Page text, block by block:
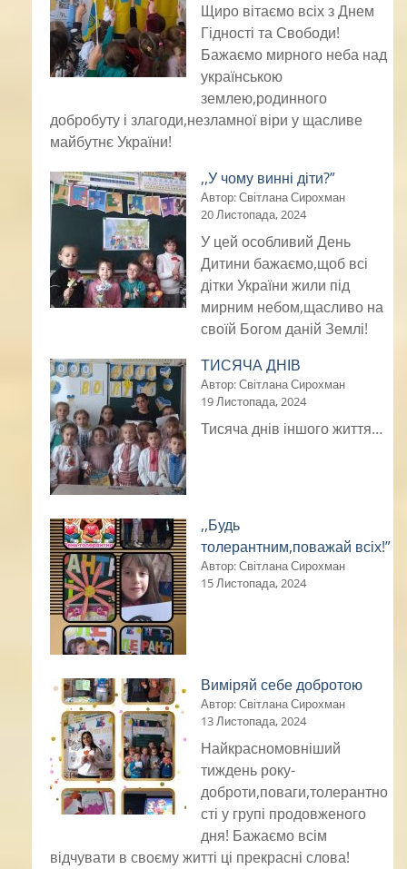
Щиро вітаємо всіх з Днем
Гідності та Свободи!
Бажаємо мирного неба над
українською
землею,родинного
добробуту і злагоди,незламної віри у щасливе
майбутнє України!
,,У чому винні діти?”
Автор: Світлана Сирохман
20 Листопада, 2024
У цей особливий День
Дитини бажаємо,щоб всі
дітки України жили під
мирним небом,щасливо на
своїй Богом даній Землі!
ТИСЯЧА ДНІВ
Автор: Світлана Сирохман
19 Листопада, 2024
Тисяча днів іншого життя…
,,Будь
толерантним,поважай всіх!”
Автор: Світлана Сирохман
15 Листопада, 2024
Виміряй себе добротою
Автор: Світлана Сирохман
13 Листопада, 2024
Найкрасномовніший
тиждень року-
доброти,поваги,толерантно
сті у групі продовженого
дня! Бажаємо всім
відчувати в своєму житті ці прекрасні слова!